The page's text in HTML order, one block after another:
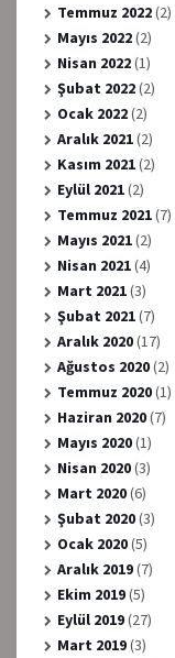
Temmuz 2022(2)
Mayıs 2022(2)
Nisan 2022(1)
Şubat 2022(2)
Ocak 2022(2)
Aralık 2021(2)
Kasım 2021(2)
Eylül 2021(2)
Temmuz 2021(7)
Mayıs 2021(2)
Nisan 2021(4)
Mart 2021(3)
Şubat 2021(7)
Aralık 2020(17)
Ağustos 2020(2)
Temmuz 2020(1)
Haziran 2020(7)
Mayıs 2020(1)
Nisan 2020(3)
Mart 2020(6)
Şubat 2020(3)
Ocak 2020(5)
Aralık 2019(7)
Ekim 2019(5)
Eylül 2019(27)
Mart 2019(3)